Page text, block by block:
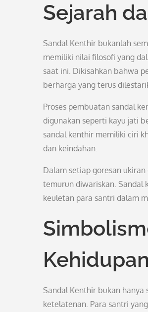
Sejarah
Sandal Kenthir bukanlah
memiliki nilai filosofi yang
saat ini. Dikisahkan bahwa
berharga yang terus
Proses pembuatan sandal
digunakan seperti kayu jati
sandal kenthir memiliki ciri
dan keindahan.
Dalam setiap goresan
temurun diwariskan. Sandal
keuletan para santri dalam
Sandal Kenthir bukan hanya
ketelatenan. Para santri